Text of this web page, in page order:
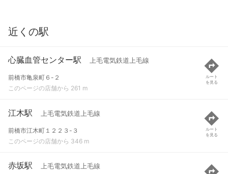
近くの駅
心臓血管センター駅 上毛電気鉄道上毛線
前橋市亀泉町６-２
このページの店舗から 261 m
ルート
を見る
江木駅 上毛電気鉄道上毛線
前橋市江木町１２２３-３
このページの店舗から 346 m
ルート
を見る
赤坂駅 上毛電気鉄道上毛線